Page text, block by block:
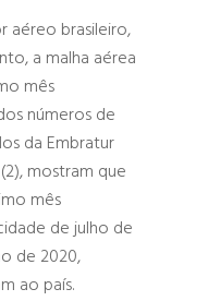
aéreo brasileiro,
a malha aérea
mês
números de
da Embratur
mostram que
mês
de julho de
de 2020,
ao país.